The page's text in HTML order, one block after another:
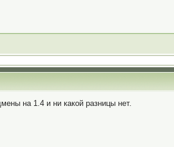
на 1.4 и ни какой разницы нет.